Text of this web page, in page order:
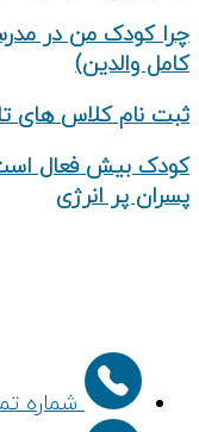
چرا کودک من در
کامل والدین)
ثبت نام کلاس های
کودک بیش‌ فعال است
پسران پر انرژی
شماره تماس 1: